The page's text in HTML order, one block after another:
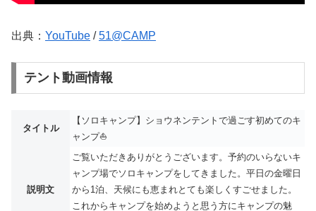
出典： YouTube /51@CAMP
テント動画情報
タイトル
【ソロキャンプ】ショウネンテントで過ごす初めてのキ
ャンプ⛵
説明文
ご覧いただきありがとうございます。予約のいらないキ
ャンプ場でソロキャンプをしてきました。平日の金曜日
から1泊、天候にも恵まれとても楽しくすごせました。
これからキャンプを始めようと思う方にキャンプの魅